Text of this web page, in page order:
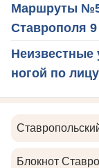
Маршруты
Ставрополя
Неизвестные
ногой по
Блокнот